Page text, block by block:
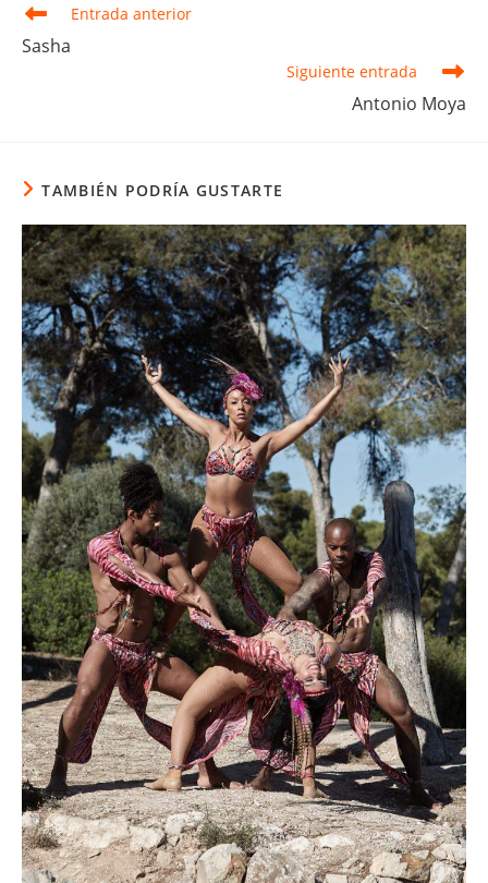
Leer
artículos
Entrada anterior
Sasha
Siguiente entrada
Antonio Moya
TAMBIÉN PODRÍA GUSTARTE